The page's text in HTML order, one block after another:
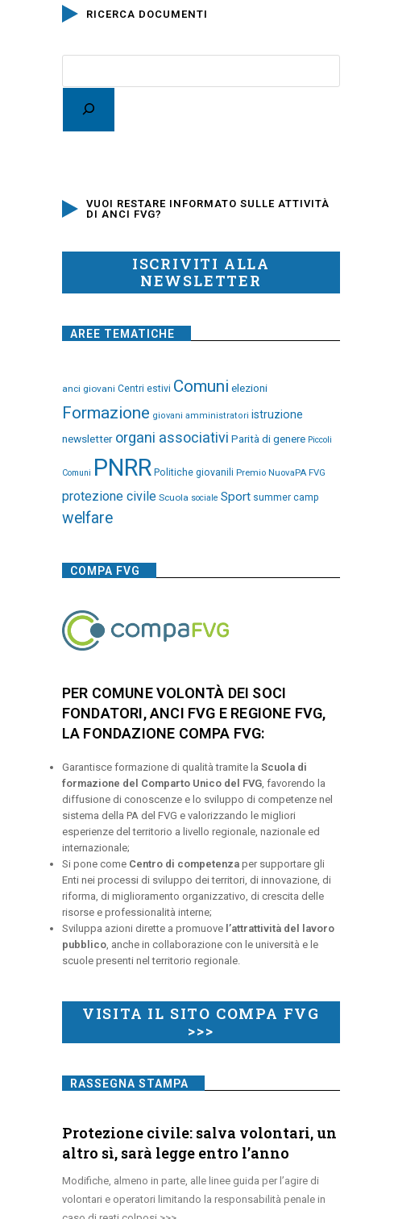
RICERCA DOCUMENTI
VUOI RESTARE INFORMATO SULLE ATTIVITÀ
DI ANCI FVG?
ISCRIVITI ALLA
NEWSLETTER
AREE TEMATICHE
anci giovani Centri estivi Comuni elezioni
Formazione giovani amministratori istruzione
newsletter organi associativi Parità di genere Piccoli
Comuni PNRR Politiche giovanili Premio NuovaPA FVG
protezione civile Scuola sociale Sport summer camp
welfare
COMPA FVG
PER COMUNE VOLONTÀ DEI SOCI
FONDATORI, ANCI FVG E REGIONE FVG,
LA FONDAZIONE COMPA FVG:
Garantisce formazione di qualità tramite la Scuola di
formazione del Comparto Unico del FVG, favorendo la
diffusione di conoscenze e lo sviluppo di competenze nel
sistema della PA del FVG e valorizzando le migliori
esperienze del territorio a livello regionale, nazionale ed
internazionale;
Si pone come Centro di competenzaper supportare gli
Enti nei processi di sviluppo dei territori, di innovazione, di
riforma, di miglioramento organizzativo, di crescita delle
risorse e professionalità interne;
Sviluppa azioni dirette a promuove l’attrattività del lavoro
pubblico, anche in collaborazione con le università e le
scuole presenti nel territorio regionale.
VISITA IL SITO COMPA FVG
>>>
RASSEGNA STAMPA
Protezione civile: salva volontari, un
altro sì, sarà legge entro l’anno
Modifiche, almeno in parte, alle linee guida per l’agire di
volontari e operatori limitando la responsabilità penale in